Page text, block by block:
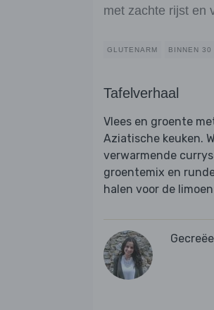
met zachte rijst en
GLUTENARM BINNEN 30
Tafelverhaal
Vlees en groente
Aziatische keuken.
verwarmende
groentemix en
halen voor de